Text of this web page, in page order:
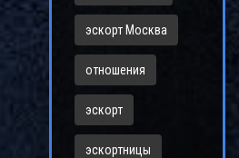
эскорт Москва
отношения
эскорт
эскортницы